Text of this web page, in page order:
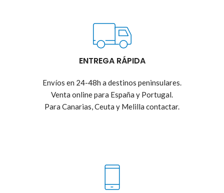
ENTREGA RÁPIDA
Envíos en 24-48h a destinos peninsulares.
Venta online para España y Portugal.
Para Canarias, Ceuta y Melilla contactar.